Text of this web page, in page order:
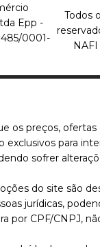
Epp -
0001-
Todos
os preços, ofertas
exclusivos para
sofrer
do site são
jurídicas,
por CPF/CNPJ,